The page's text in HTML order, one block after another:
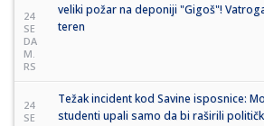
24
SE
DA
M.
RS
veliki požar na deponiji "Gigoš"!
teren
24
SE
Težak incident kod Savine isposnice:
studenti upali samo da bi raširili